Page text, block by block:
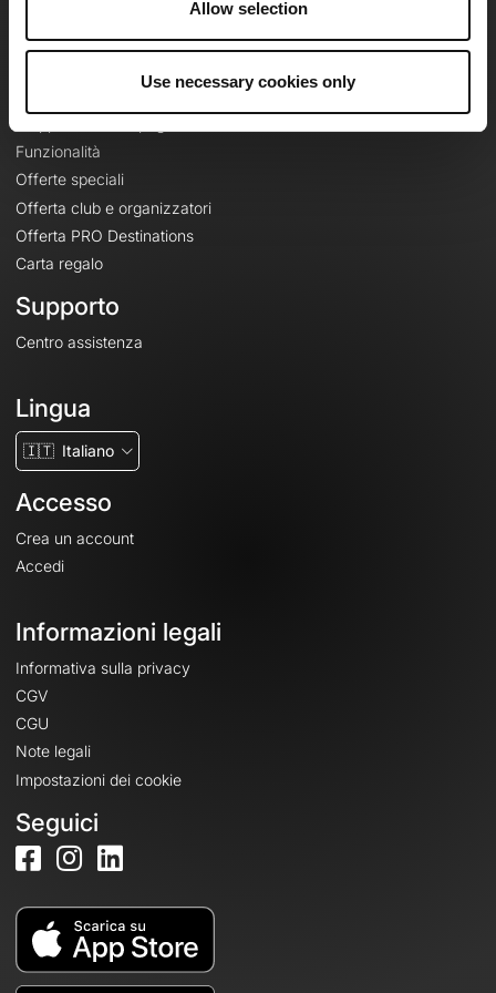
Allow selection
Use necessary cookies only
Le Mag'
Funzionalità
Offerte speciali
Offerta club e organizzatori
Offerta PRO Destinations
Carta regalo
Supporto
Centro assistenza
Lingua
🇮🇹 Italiano
Accesso
Crea un account
Accedi
Informazioni legali
Informativa sulla privacy
CGV
CGU
Note legali
Impostazioni dei cookie
Seguici